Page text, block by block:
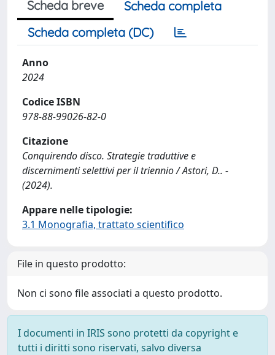
Scheda breve
Scheda completa
Scheda completa (DC)
Anno
2024
Codice ISBN
978-88-99026-82-0
Citazione
Conquirendo disco. Strategie traduttive e
discernimenti selettivi per il triennio / Astori, D.. -
(2024).
Appare nelle tipologie:
3.1 Monografia, trattato scientifico
File in questo prodotto:
Non ci sono file associati a questo prodotto.
I documenti in IRIS sono protetti da copyright e
tutti i diritti sono riservati, salvo diversa